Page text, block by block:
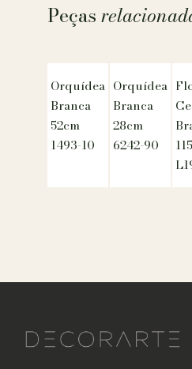
Peças
Orquídea
Branca
52cm
1493-10
Orquídea
Branca
28cm
6242-90